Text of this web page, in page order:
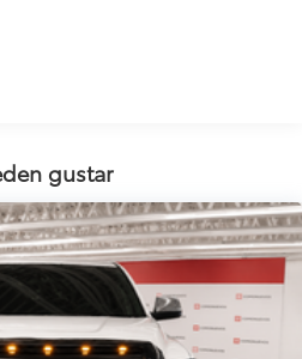
Radio En El Volante
Los Retrovisores
gustar